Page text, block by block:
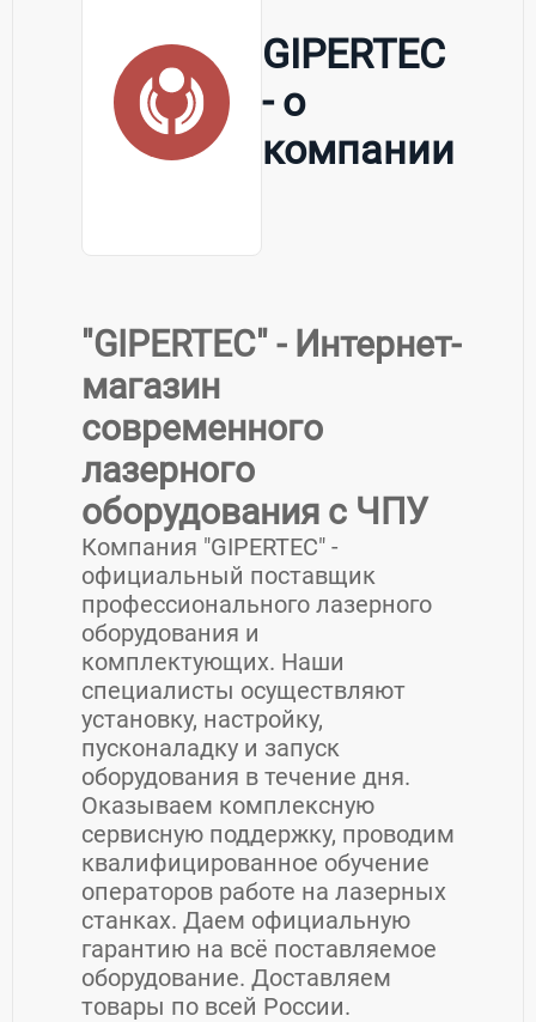
GIPERTEC
- о
компании
"GIPERTEC" - Интернет-
магазин
современного
лазерного
оборудования с ЧПУ
Компания "GIPERTEC" -
официальный поставщик
профессионального лазерного
оборудования и
комплектующих. Наши
специалисты осуществляют
установку, настройку,
пусконаладку и запуск
оборудования в течение дня.
Оказываем комплексную
сервисную поддержку, проводим
квалифицированное обучение
операторов работе на лазерных
станках. Даем официальную
гарантию на всё поставляемое
оборудование. Доставляем
товары по всей России.